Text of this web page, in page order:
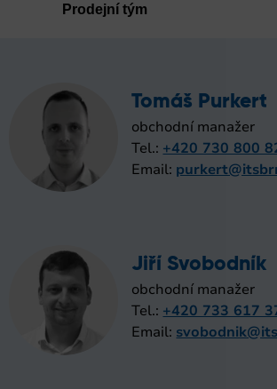
Prodejní tým
Tomáš Purkert
obchodní manažer
Tel.: +420 730 800
Email:
Jiří Svobodník
obchodní manažer
Tel.: +420 733 617
Email: